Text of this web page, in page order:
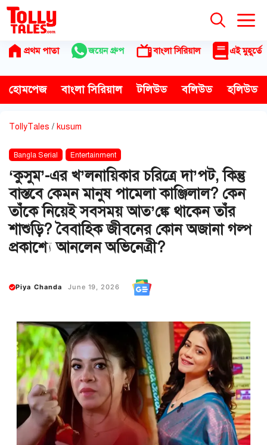
Skip
content
প্রথম পাতা জয়েন গ্রুপ বাংলা সিরিয়াল এই মুহূর্তে
হোমপেজ বাংলা সিরিয়াল টলিউড বলিউড হলিউড
TollyTales / kusum
Bangla Serial Entertainment
‘কুসুম’-এর খ’লনায়িকার চরিত্রে দা’পট, কিন্তু
বাস্তবে কেমন মানুষ পামেলা কাঞ্জিলাল? কেন
তাঁকে নিয়েই সবসময় আত’ঙ্কে থাকেন তাঁর
শাশুড়ি? বৈবাহিক জীবনের কোন অজানা গল্প
প্রকাশ্যে আনলেন অভিনেত্রী?
Piya Chanda June 19, 2026